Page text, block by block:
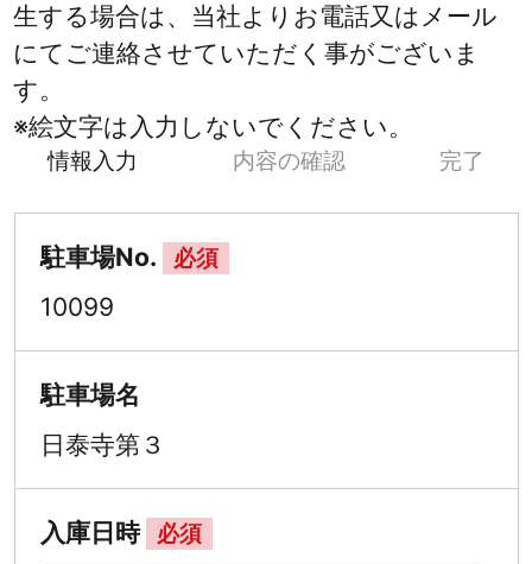
生する場合は、当社よりお電話又はメール
にてご連絡させていただく事がございま
す。
※絵文字は入力しないでください。
情報入力 内容の確認 完了
駐車場No. 必須
10099
駐車場名
日泰寺第３
入庫日時 必須